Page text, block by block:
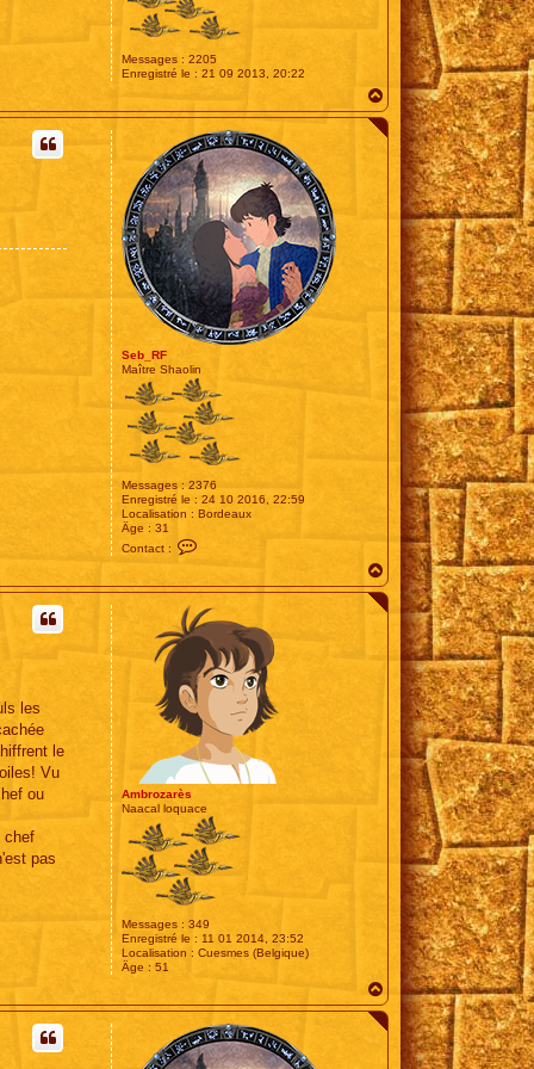
Messages : 2205
Enregistré le : 21 09 2013, 20:22
a
u
Seb_RF
Maître Shaolin
Messages : 2376
Enregistré le : 24 10 2016, 22:59
Localisation : Bordeaux
Âge : 31
Contact :
t
c
t
e
S
e
_
R
F
a
u
Ambrozarès
Naacal loquace
Messages : 349
Enregistré le : 11 01 2014, 23:52
Localisation : Cuesmes (Belgique)
Âge : 51
les
le
Vu
ou
chef
pas
a
u